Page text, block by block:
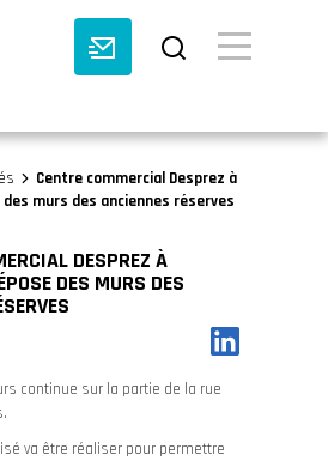
Centre commercial Desprez à
des murs des anciennes réserves
DESPREZ À
DES MURS DES
continue sur la partie de la rue
va être réaliser pour permettre